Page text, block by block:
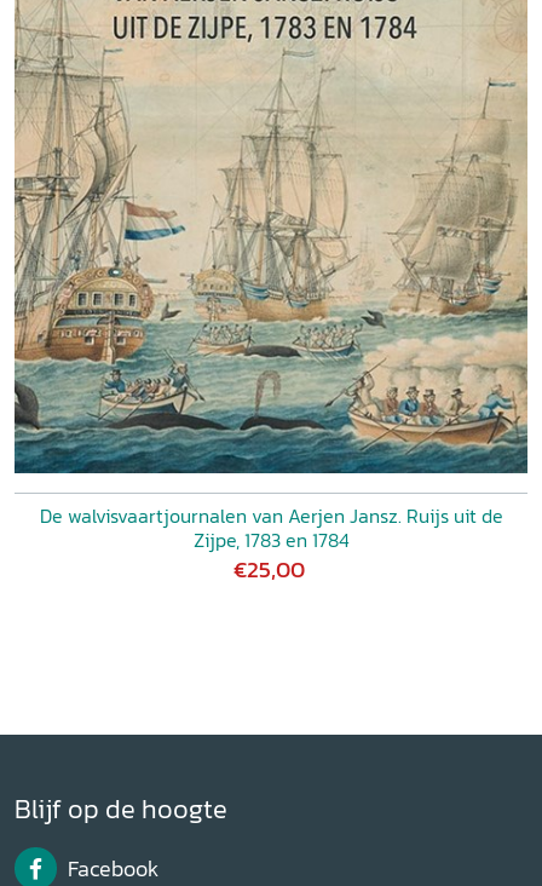
De walvisvaartjournalen van Aerjen Jansz. Ruijs uit de
Zijpe, 1783 en 1784
€25,00
Blijf op de hoogte
Facebook